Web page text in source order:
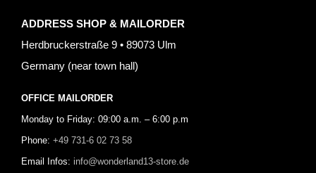
ADDRESS SHOP & MAILORDER
Herdbruckerstraße 9 • 89073 Ulm
Germany (near town hall)
OFFICE MAILORDER
Monday to Friday: 09:00 a.m. – 6:00 p.m
Phone: +49 731-6 02 73 58
Email Infos: info@wonderland13-store.de